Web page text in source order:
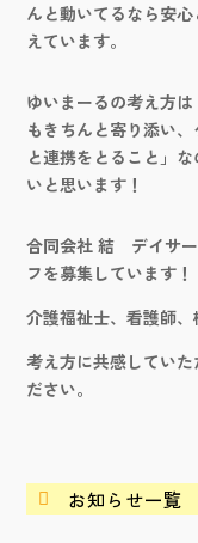
んと動いてるなら安
えています。
ゆいまーるの考え方
もきちんと寄り添い
と連携をとること」
いと思います！
合同会社 結 デイサー
フを募集しています！
介護福祉士、看護師
考え方に共感してい
ださい。
 お知らせ一覧